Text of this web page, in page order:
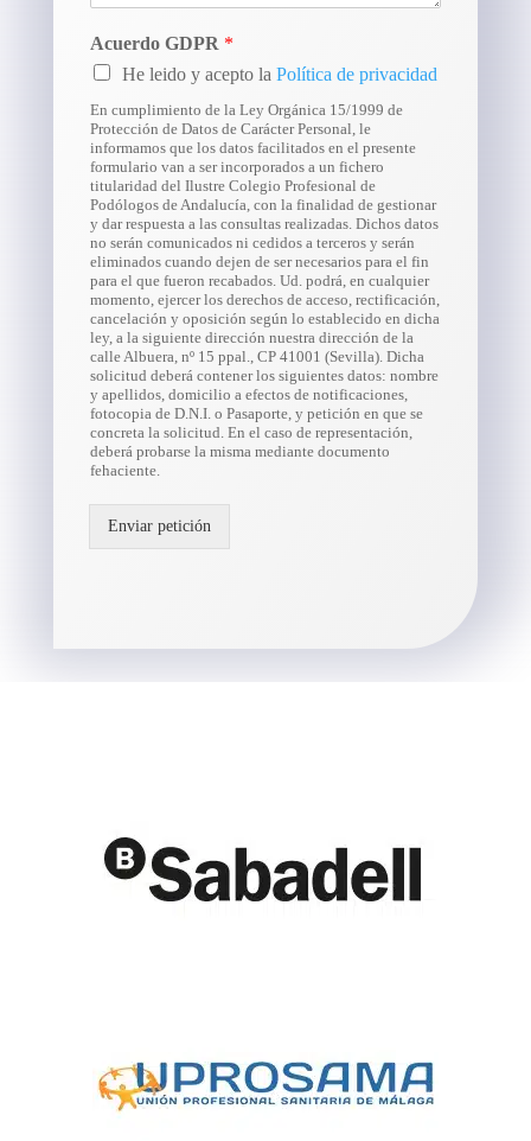
Acuerdo GDPR *
He leido y acepto la Política de privacidad
En cumplimiento de la Ley Orgánica 15/1999 de
Protección de Datos de Carácter Personal, le
informamos que los datos facilitados en el presente
formulario van a ser incorporados a un fichero
titularidad del Ilustre Colegio Profesional de
Podólogos de Andalucía, con la finalidad de gestionar
y dar respuesta a las consultas realizadas. Dichos datos
no serán comunicados ni cedidos a terceros y serán
eliminados cuando dejen de ser necesarios para el fin
para el que fueron recabados. Ud. podrá, en cualquier
momento, ejercer los derechos de acceso, rectificación,
cancelación y oposición según lo establecido en dicha
ley, a la siguiente dirección nuestra dirección de la
calle Albuera, nº 15 ppal., CP 41001 (Sevilla). Dicha
solicitud deberá contener los siguientes datos: nombre
y apellidos, domicilio a efectos de notificaciones,
fotocopia de D.N.I. o Pasaporte, y petición en que se
concreta la solicitud. En el caso de representación,
deberá probarse la misma mediante documento
fehaciente.
Enviar petición